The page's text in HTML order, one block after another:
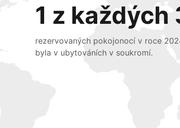
1 z každých
rezervovaných pokojonocí v roce
byla v ubytováních v soukromí.